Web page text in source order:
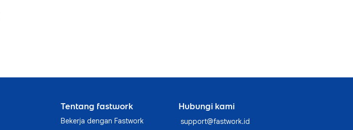
Tentang fastwork
Bekerja dengan Fastwork
Hubungi kami
support@fastwork.id